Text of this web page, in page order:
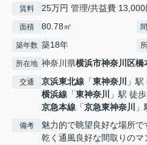
賃料 25万円 管理/共益費 13,000
面積 80.78㎡
築年数 築18年
所在地 神奈川県横浜市神奈川区橋
交通 京浜東北線 「東神奈川
」
横浜線 「東神奈川
」駅 徒
京急本線 「京急東神奈川
備考
魅力的で眺望良好な場所
乾く通風良好な間取りの